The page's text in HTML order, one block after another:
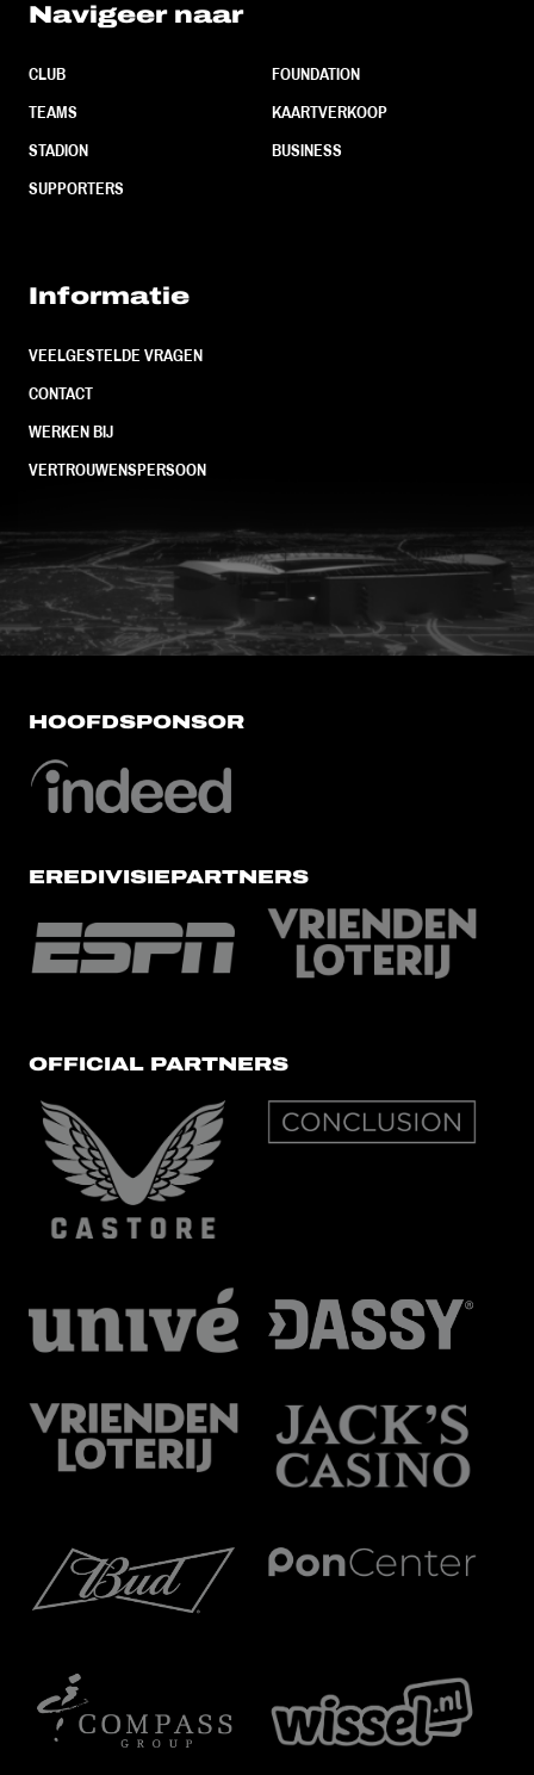
Navigeer naar
CLUB
TEAMS
STADION
SUPPORTERS
FOUNDATION
KAARTVERKOOP
BUSINESS
Informatie
VEELGESTELDE VRAGEN
CONTACT
WERKEN BIJ
VERTROUWENSPERSOON
FC Utrecht<br>vanuit<br>het
HOOFDSPONSOR
EREDIVISIEPARTNERS
OFFICIAL PARTNERS